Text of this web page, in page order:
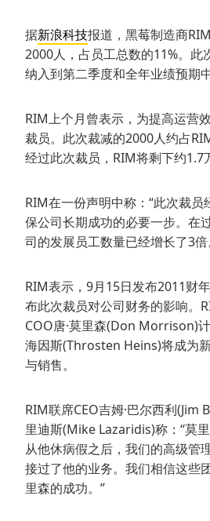
据新浪科技报道，黑莓制造商
2000人，占员工总数的11%。此
纳入到第二季度和全年业绩预期中
RIM上个月曾表示，为提高运营
裁员。此次裁减的2000人约占
经过此次裁员，RIM将剩下约1.7
RIM在一份声明中称：“此次裁员
保公司长期成功的必要一步。在
司的发展员工数量已经增长了3倍
RIM表示，9月15日发布2011财
布此次裁员对公司财务的影响。
COO唐·莫里森(Don Morrison)
海因斯(Throsten Heins)将成为
与销售。
RIM联席CEO吉姆·巴尔西利(Jim
里迪斯(Mike Lazaridis)称：“莫
从他休病假之后，我们的高级管
接过了他的业务。我们相信这些
里森的成功。”